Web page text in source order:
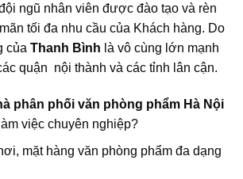
ngũ nhân viên được đào tạo và rèn
tối đa nhu cầu của Khách hàng. Do
của Thanh Bình là vô cùng lớn mạnh
quận nội thành và các tỉnh lân cận.
phân phối văn phòng phẩm Hà Nội
việc chuyên nghiệp?
mặt hàng văn phòng phẩm đa dạng